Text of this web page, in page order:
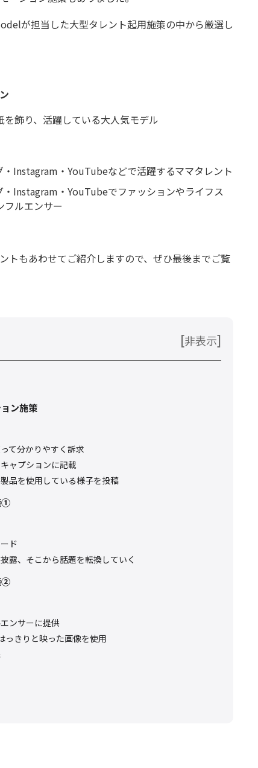
が担当した大型タレント起用施策の中から厳選し
飾り、活躍している大人気モデル
Instagram・YouTubeなどで活躍するママタレント
Instagram・YouTubeでファッションやライフス
フルエンサー
トもあわせてご紹介しますので、ぜひ最後までご覧
[非表示]
ン施策
て分かりやすく訴求
ャプションに記載
品を使用している様子を投稿
①
ド
露、そこから話題を転換していく
②
ンサーに提供
っきりと映った画像を使用